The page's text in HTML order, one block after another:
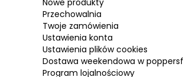
Nowe produkty
Przechowalnia
Twoje zamówienia
Ustawienia konta
Ustawienia plików cookies
Dostawa weekendowa w
Program lojalnościowy